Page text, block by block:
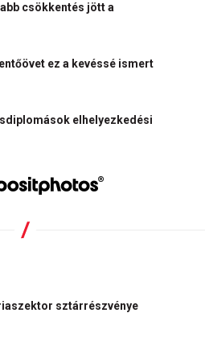
csökkentés jött a
ez a kevéssé ismert
elhelyezkedési
sztárrészvénye